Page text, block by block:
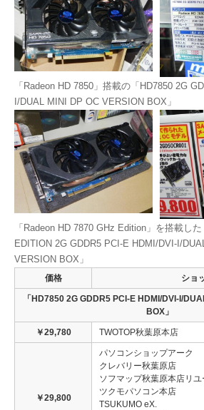
「Radeon HD 7850」搭載の「HD7850 2G
I/DUAL MINI DP OC VERSION BOX」
「Radeon HD 7870 GHz Edition」を搭載し
EDITION 2G GDDR5 PCI-E HDMI/DVI-I/
VERSION BOX」
価格 ショ
「HD7850 2G GDDR5 PCI-E HDMI/DVI-I/
BOX」
￥29,780 TWOTOP秋葉原本店
￥29,800
パソコンショップアーク
クレバリー秋葉原店
ソフマップ秋葉原本店リ
ツクモパソコン本店
TSUKUMO eX.